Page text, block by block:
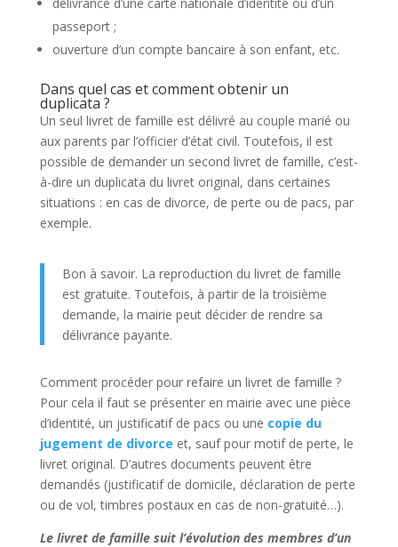
passeport ;
ouverture d’un compte bancaire à son enfant, etc.
Dans quel cas et comment obtenir un
duplicata ?
Un seul livret de famille est délivré au couple marié ou
aux parents par l’officier d’état civil. Toutefois, il est
possible de demander un second livret de famille, c’est-
à-dire un duplicata du livret original, dans certaines
situations : en cas de divorce, de perte ou de pacs, par
exemple.
Bon à savoir. La reproduction du livret de famille
est gratuite. Toutefois, à partir de la troisième
demande, la mairie peut décider de rendre sa
délivrance payante.
Comment procéder pour refaire un livret de famille ?
Pour cela il faut se présenter en mairie avec une pièce
d’identité, un justificatif de pacs ou une copie du
jugement de divorce et, sauf pour motif de perte, le
livret original. D’autres documents peuvent être
demandés (justificatif de domicile, déclaration de perte
ou de vol, timbres postaux en cas de non-gratuité…).
Le livret de famille suit l’évolution des membres d’un